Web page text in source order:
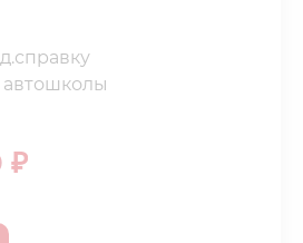
автошколы
₽